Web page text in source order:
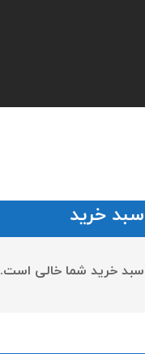
سبد خرید
سبد خرید شما خالی است.